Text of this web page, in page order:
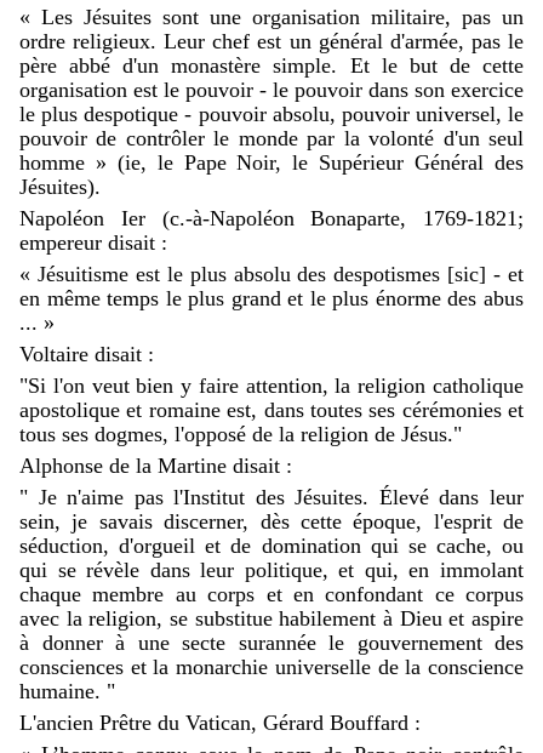
« Les Jésuites sont une organisation militaire, pas un
ordre religieux. Leur chef est un général d'armée, pas le
père abbé d'un monastère simple. Et le but de cette
organisation est le pouvoir - le pouvoir dans son exercice
le plus despotique - pouvoir absolu, pouvoir universel, le
pouvoir de contrôler le monde par la volonté d'un seul
homme » (ie, le Pape Noir, le Supérieur Général des
Jésuites).
Napoléon Ier (c.-à-Napoléon Bonaparte, 1769-1821;
empereur disait :
« Jésuitisme est le plus absolu des despotismes [sic] - et
en même temps le plus grand et le plus énorme des abus
... »
Voltaire disait :
"Si l'on veut bien y faire attention, la religion catholique
apostolique et romaine est, dans toutes ses cérémonies et
tous ses dogmes, l'opposé de la religion de Jésus."
Alphonse de la Martine disait :
" Je n'aime pas l'Institut des Jésuites. Élevé dans leur
sein, je savais discerner, dès cette époque, l'esprit de
séduction, d'orgueil et de domination qui se cache, ou
qui se révèle dans leur politique, et qui, en immolant
chaque membre au corps et en confondant ce corpus
avec la religion, se substitue habilement à Dieu et aspire
à donner à une secte surannée le gouvernement des
consciences et la monarchie universelle de la conscience
humaine. "
L'ancien Prêtre du Vatican, Gérard Bouffard :